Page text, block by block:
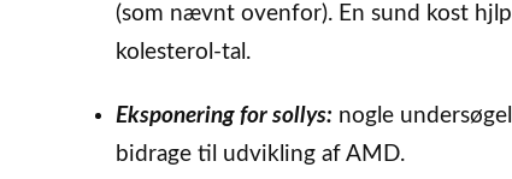
(som nævnt ovenfor). En sund kost
kolesterol-tal.
Eksponering for sollys: nogle
bidrage til udvikling af AMD.